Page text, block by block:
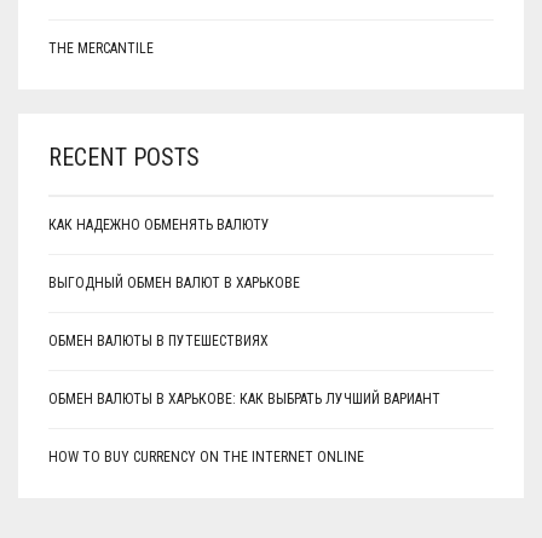
THE MERCANTILE
RECENT POSTS
КАК НАДЕЖНО ОБМЕНЯТЬ ВАЛЮТУ
ВЫГОДНЫЙ ОБМЕН ВАЛЮТ В ХАРЬКОВЕ
ОБМЕН ВАЛЮТЫ В ПУТЕШЕСТВИЯХ
ОБМЕН ВАЛЮТЫ В ХАРЬКОВЕ: КАК ВЫБРАТЬ ЛУЧШИЙ ВАРИАНТ
HOW TO BUY CURRENCY ON THE INTERNET ONLINE